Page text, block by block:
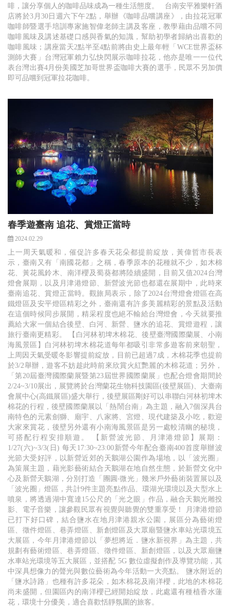
啡，讓分享個人的咖啡品味成為一種生活態度。 台南安平雅樂軒酒
店將於3月30日週六下午2點，舉辦《咖啡品嚐講座》，由拉花冠軍
咖啡師暨選手培訓專家施智偉老師主講及客座，教學藉由品嚐不同
咖啡風味及講述基礎口感與香氣的知識，幫助初學者歸納出喜歡的
咖啡風味；講座當天2點半至4點前將由史上最年輕「WCE世界盃杯
測師大賽」台灣冠軍賴力弘快閃展示咖啡拉花，他亦是唯一一位代
表台灣出賽4月份美國芝加哥世界盃咖啡大賽的選手，民眾不另加價
即可品嚐到冠軍拉花咖啡。
春季遊臺南 追花、賞燈正當時
2024.02.29
上一周天氣暖和，催促許多春天花朵都提前綻放，黃偉哲市長表
示，臺南又有「南國花都」之稱，春季原本的花種就不少，如木棉
花、黃花風鈴木、南洋櫻及蜀葵都將陸續盛開，目前又值2024台灣
燈會展期，以及月津港燈節、新營波光節也都還在展期中，此時來
臺南追花、賞燈正當時。觀旅局表示，除了2024台灣燈會燈區在高
鐵燈區及安平燈區精彩之外，臺南還有許多美麗精彩的景點及活動
在這個時候同步展開，精采程度也絕不輸給台灣燈會，今天就要推
薦給大家一個結合後壁、白河、新營、鹽水的追花、賞燈遊程，讓
旅行臺南更精彩。 【白河林初埤木棉花、後壁臺灣國際蘭展、小南
海風景區】白河林初埤木棉花道每年都吸引非常多遊客前來朝聖，
上周因天氣受暖冬影響提前綻放，目前已超過7成，木棉花季也提前
於3/2舉辦，遊客不妨趁此時前來欣賞火紅艷麗的木棉花道；另外，
「第20屆臺灣國際蘭展暨第23屆世界國際蘭展」也配合燈會期間於
2/24~3/10展出，展覽將於台灣蘭花生物科技園區(後壁展區)、大臺南
會展中心(高鐵展區)盛大舉行，後壁展區剛好可以串聯白河林初埤木
棉花的行程，後壁國際蘭展以「熱鬧台南」為主題，融入7個深具台
南特色的元素劍獅、廟宇、八家將、宮燈、現代建築及小吃，歡迎
大家來賞花，後壁另外還有小南海風景區是另一處較清幽的秘境，
可搭配行程安排順遊。 【新營波光節、月津港燈節】展期：
1/27(六)~3/3(日) 每天17:30~23:00新營今年配合臺南400首度舉辦波
光節大受好評，以新營近郊的天鵝湖公園作為場地，以「波光圈」
為策展主題，藉光影藝術結合天鵝湖在地自然生態，於新營文化中
心及新營天鵝湖，分別打造「團圓‧微光」幾米戶外藝術裝置展以及
「波光圈」燈區，共計9件主題亮點作品、環湖光環境以及大型水上
噴泉，將透過湖中寬達15公尺的「光之眼」作品，融合天鵝光雕投
影、電子音樂，讓參觀民眾有視覺與聽覺的雙重享受！ 月津港燈節
已打下好口碑，結合鹽水在地月津港親水公園，展區分為藝術燈
區、徵件燈區、巷弄燈區、新創燈區及大眾廟暨鹽水車站光環境五
大展區，今年月津港燈節以「夢想將近．鹽水新視界」為主題，共
規劃有藝術燈區、巷弄燈區、徵件燈區、新創燈區，以及大眾廟鹽
水車站光環境等五大展區，並搭配 5G 數位虛擬創作及導覽功能，其
中深具想像力的聲光與數位藝術為今年活動一大亮點。 鹽水附近的
「鹽水詩路」也種有許多花朵，如木棉花及南洋櫻，此地的木棉花
尚未盛開，但園區內的南洋櫻已經開始綻放，此處還有種植香水蓮
花，環境十分優美，適合喜歡恬靜氛圍的旅客。